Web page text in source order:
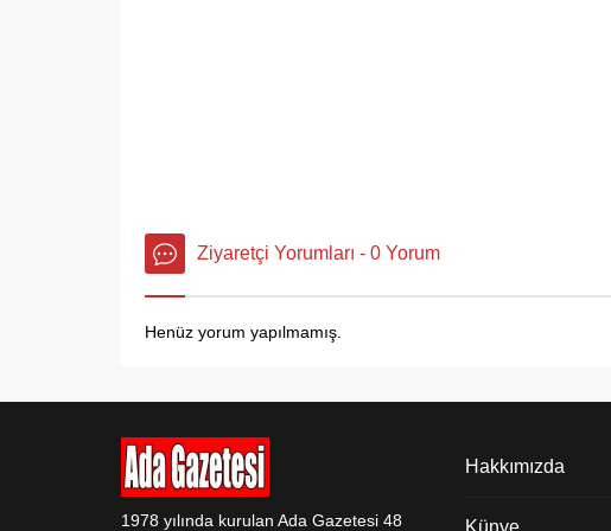
Ziyaretçi Yorumları - 0 Yorum
Henüz yorum yapılmamış.
1978 yılında kurulan Ada Gazetesi 48
Hakkımızda
Künye